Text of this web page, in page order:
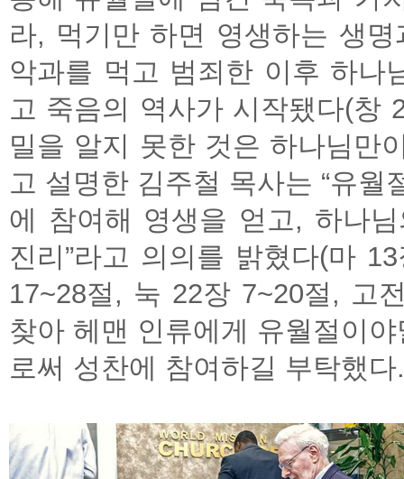
라, 먹기만 하면 영생하는 생
악과를 먹고 범죄한 이후 하나
고 죽음의 역사가 시작됐다(창
밀을 알지 못한 것은 하나님만
고 설명한 김주철 목사는 “유
에 참여해 영생을 얻고, 하나
진리”라고 의의를 밝혔다(마
17~28절, 눅 22장 7~20절, 고
찾아 헤맨 인류에게 유월절이
로써 성찬에 참여하길 부탁했다.